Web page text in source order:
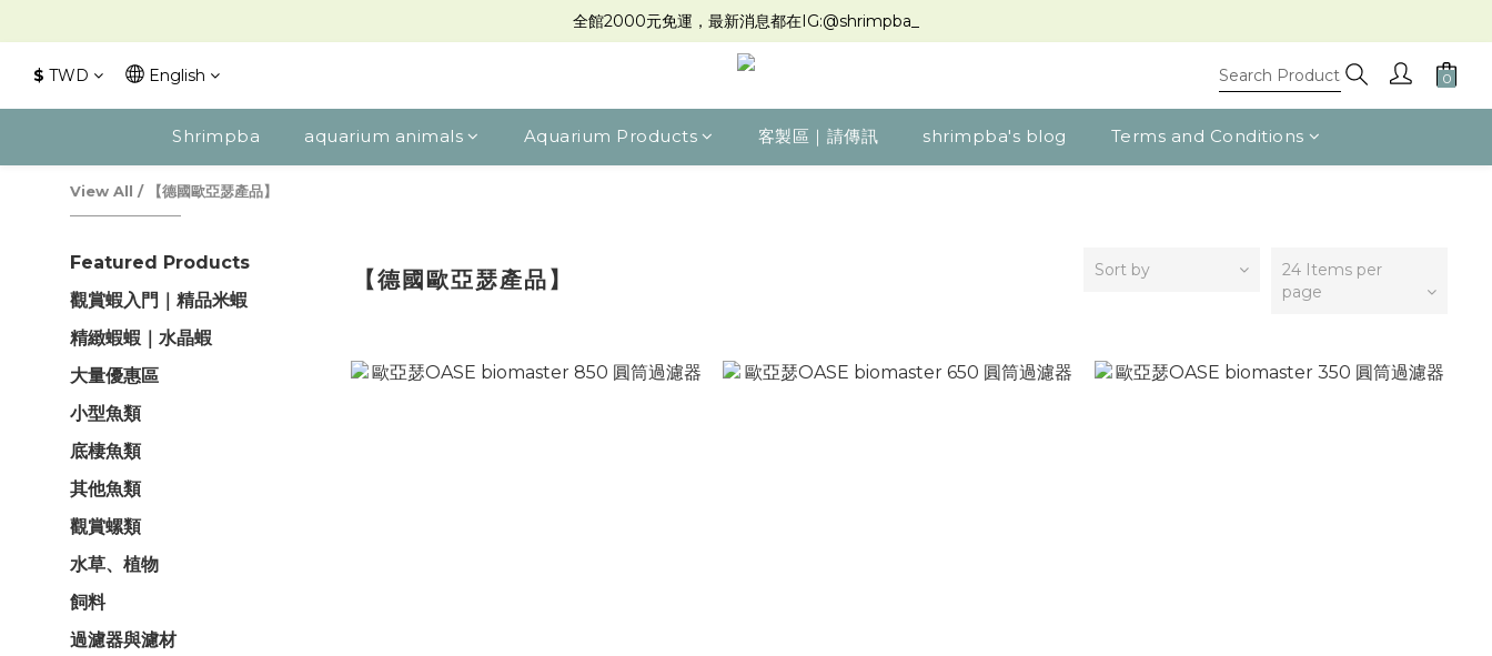
全館2000元免運，最新消息都在IG:@shrimpba_
$ TWD English
Shrimpba aquarium animals Aquarium Products 客製區｜請傳訊 shrimpba's blog Terms and Conditions
View All / 【德國歐亞瑟產品】
Featured Products
觀賞蝦入門｜精品米蝦
精緻蝦蝦｜水晶蝦
大量優惠區
小型魚類
底棲魚類
其他魚類
觀賞螺類
水草、植物
飼料
過濾器與濾材
【德國歐亞瑟產品】 Sort by
24 Items per
page